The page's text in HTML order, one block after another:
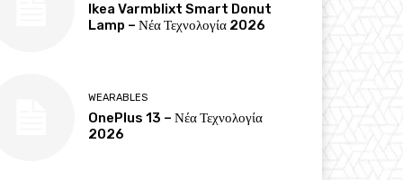
Ikea Varmblixt Smart Donut
Lamp – Νέα Τεχνολογία 2026
WEARABLES
OnePlus 13 – Νέα Τεχνολογία
2026